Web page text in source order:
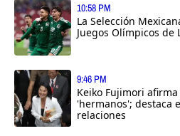
10:58 PM
La Selección
Juegos Olímpicos de
9:46 PM
Keiko Fujimori
'hermanos'; destaca
relaciones